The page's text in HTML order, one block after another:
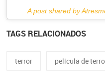
A post shared by
TAGS RELACIONADOS
terror película de